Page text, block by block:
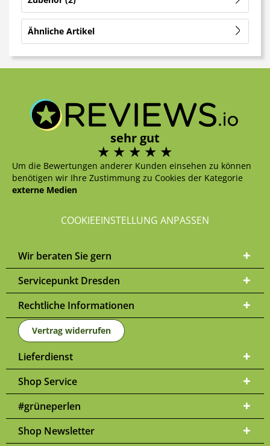
Ähnliche Artikel
sehr gut
Um die Bewertungen anderer Kunden einsehen zu können
benötigen wir Ihre Zustimmung zu Cookies der Kategorie
externe Medien
COOKIEEINSTELLUNG ANPASSEN
Wir beraten Sie gern
Servicepunkt Dresden
Rechtliche Informationen
Vertrag widerrufen
Lieferdienst
Shop Service
#grüneperlen
Shop Newsletter